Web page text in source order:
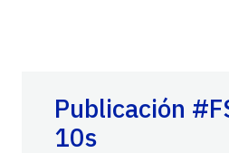
Publicación
10s